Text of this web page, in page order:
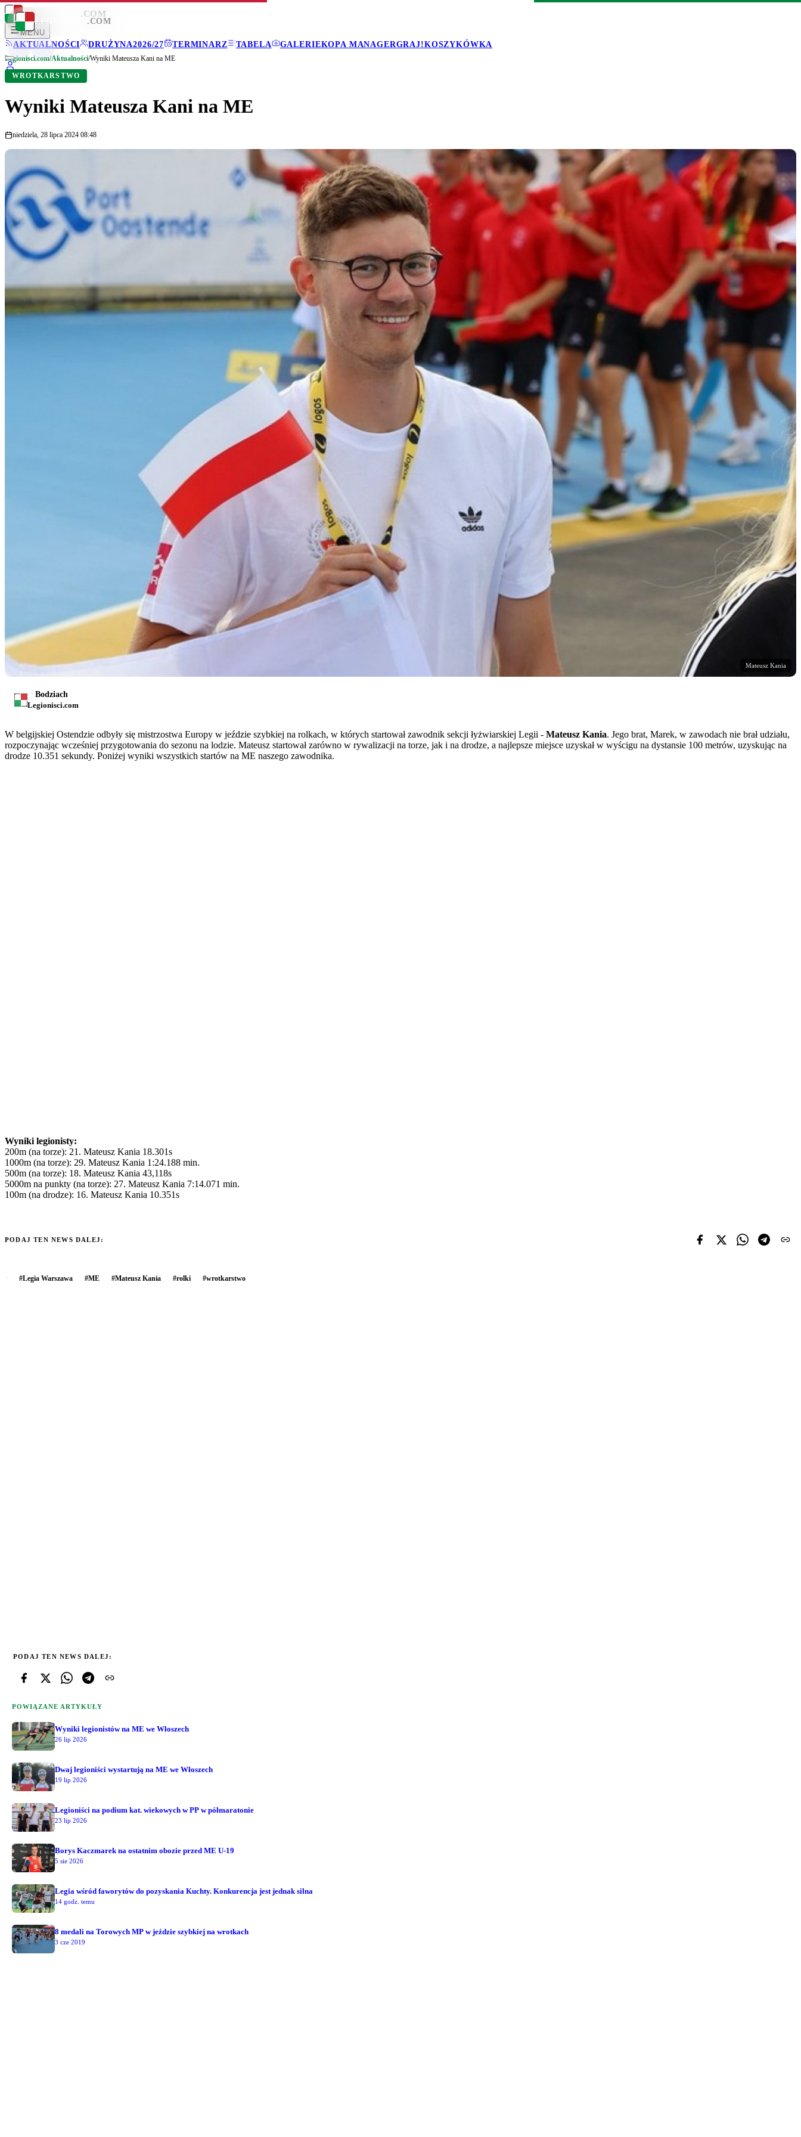
LEGIONISCI .COM
MENU
AKTUALNOŚCI
DRUŻYNA2026/27 TERMINARZ TABELA GALERIEKOPA MANAGERGRAJ!KOSZYKÓWKA
LEGIONISCI .COM
Legionisci.com/Aktualności/Wyniki Mateusza Kani na ME
WROTKARSTWO
Wyniki Mateusza Kani na ME
niedziela, 28 lipca 2024 08:48
Mateusz Kania
Bodziach
Legionisci.com
W belgijskiej Ostendzie odbyły się mistrzostwa Europy w jeździe szybkiej na rolkach, w których startował zawodnik sekcji łyżwiarskiej Legii - Mateusz Kania. Jego brat, Marek, w zawodach nie brał udziału,
rozpoczynając wcześniej przygotowania do sezonu na lodzie. Mateusz startował zarówno w rywalizacji na torze, jak i na drodze, a najlepsze miejsce uzyskał w wyścigu na dystansie 100 metrów, uzyskując na
drodze 10.351 sekundy. Poniżej wyniki wszystkich startów na ME naszego zawodnika.
Wyniki legionisty:
200m (na torze): 21. Mateusz Kania 18.301s
1000m (na torze): 29. Mateusz Kania 1:24.188 min.
500m (na torze): 18. Mateusz Kania 43,118s
5000m na punkty (na torze): 27. Mateusz Kania 7:14.071 min.
100m (na drodze): 16. Mateusz Kania 10.351s
PODAJ TEN NEWS DALEJ:
#Legia Warszawa #ME #Mateusz Kania #rolki #wrotkarstwo
PODAJ TEN NEWS DALEJ:
POWIĄZANE ARTYKUŁY
Wyniki legionistów na ME we Włoszech
26 lip 2026
Dwaj legioniści wystartują na ME we Włoszech
19 lip 2026
Legioniści na podium kat. wiekowych w PP w półmaratonie
23 lip 2026
Borys Kaczmarek na ostatnim obozie przed ME U-19
5 sie 2026
Legia wśród faworytów do pozyskania Kuchty. Konkurencja jest jednak silna
14 godz. temu
8 medali na Torowych MP w jeździe szybkiej na wrotkach
3 cze 2019